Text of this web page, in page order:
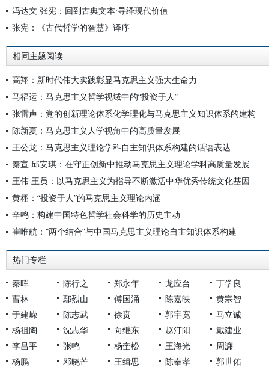
冯达文 张宪：回到古典文本·寻绎现代价值
张宪：《古代哲学的智慧》译序
相同主题阅读
高翔：新时代伟大实践彰显马克思主义强大生命力
马福运：马克思主义哲学视域中的“投资于人”
张雷声：党的创新理论体系化学理化与马克思主义知识体系的建构
陈新夏：马克思主义人学视角中的高质量发展
王公龙：马克思主义理论学科自主知识体系构建的话语表达
秦宣 邱安琪：在守正创新中推动马克思主义理论学科高质量发展
王伟 王员：以马克思主义为指导不断激活中华优秀传统文化基因
黄栩：“投资于人”的马克思主义理论内涵
辛鸣：构建中国特色哲学社会科学的历史主动
崔唯航：“两个结合”与中国马克思主义理论自主知识体系构建
热门专栏
秦晖 陈行之 郑永年 龙应台
丁学良
曹林
鄢烈山 傅国涌 陈嘉映
黄宗智
于建嵘
陈志武 徐贲 郭宇宽
马立诚
杨祖陶
沈志华 向继东 赵汀阳
戴建业
李昌平
张鸣 杨奎松 王海光
周濂
杨鹏
邓晓芒 王缉思 陈奉孝
郭世佑